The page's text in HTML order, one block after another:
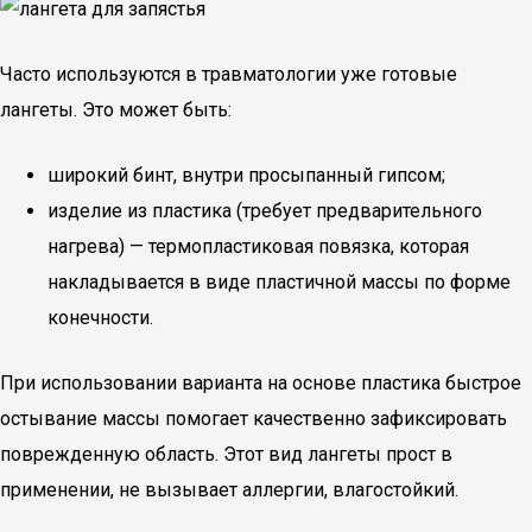
Часто используются в травматологии уже готовые
лангеты. Это может быть:
широкий бинт, внутри просыпанный гипсом;
изделие из пластика (требует предварительного
нагрева) — термопластиковая повязка, которая
накладывается в виде пластичной массы по форме
конечности.
При использовании варианта на основе пластика быстрое
остывание массы помогает качественно зафиксировать
поврежденную область. Этот вид лангеты прост в
применении, не вызывает аллергии, влагостойкий.